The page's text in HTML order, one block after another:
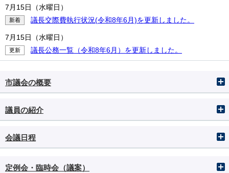
7月15日（水曜日）
新着 議長交際費執行状況(令和8年6月)を更新しました。
7月15日（水曜日）
更新 議長公務一覧（令和8年6月）を更新しました。
市議会の概要
議員の紹介
会議日程
定例会・臨時会（議案）